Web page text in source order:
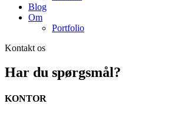
Blog
Om
Portfolio
Kontakt os
Har du spørgsmål?
KONTOR